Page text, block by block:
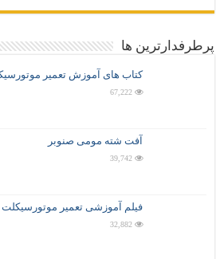
پرطرفدارترین ها
کتاب های آموزش تعمیر
67,222
آفت شته مومی صنوبر
39,742
فیلم آموزشی تعمیر موتورسیکلت
32,882